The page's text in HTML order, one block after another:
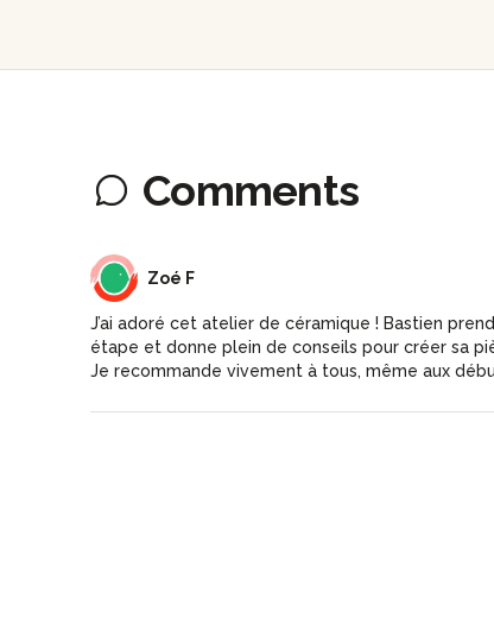
Comments
ZF Zoé F
J’ai adoré cet atelier de céramique ! Bastien
étape et donne plein de conseils pour créer sa
Je recommande vivement à tous, même aux